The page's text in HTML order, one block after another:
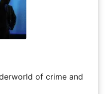
of crime and